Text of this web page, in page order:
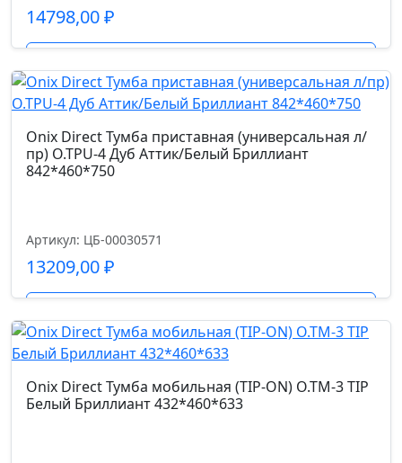
Бриллиант
1100*460*598
14798,00₽
Onix Direct Тумба приставная (универсальная л/
пр) O.TPU-4 Дуб Аттик/Белый Бриллиант
842*460*750
Артикул: ЦБ-00030571
13209,00₽
Onix Direct Тумба мобильная (TIP-ON) O.TM-3 TIP
Белый Бриллиант 432*460*633